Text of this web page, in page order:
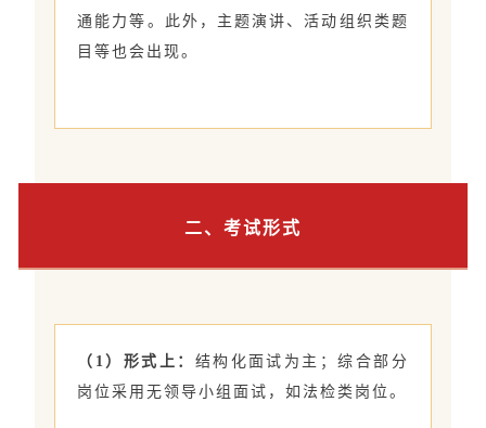
通能力等。此外，主题演讲、活动组织类题
目等也会出现。
二、考试形式
（1）形式上： 结构化面试为主；综合部分
岗位采用无领导小组面试，如法检类岗位。